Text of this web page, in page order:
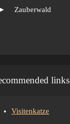
Zauberwald
links
Visitenkatze